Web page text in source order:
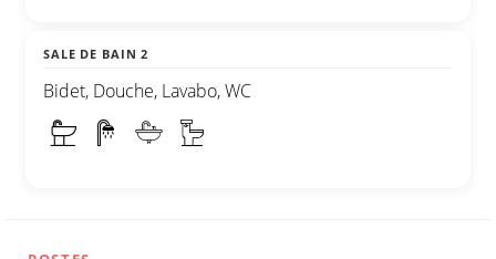
SALE DE BAIN 2
Bidet, Douche, Lavabo, WC